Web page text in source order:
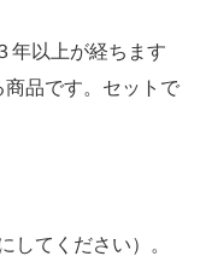
年以上が経ちます
品です。セットで
してください）。